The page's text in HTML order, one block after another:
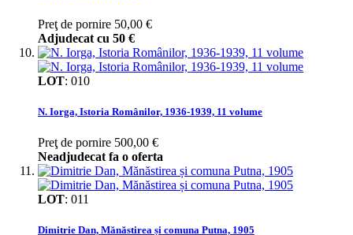
Preţ de pornire 50,00 €
Adjudecat cu 50 €
LOT: 010
N. Iorga, Istoria Românilor, 1936-1939, 11 volume
Preţ de pornire 500,00 €
Neadjudecat fa o oferta
LOT: 011
Dimitrie Dan, Mănăstirea și comuna Putna, 1905